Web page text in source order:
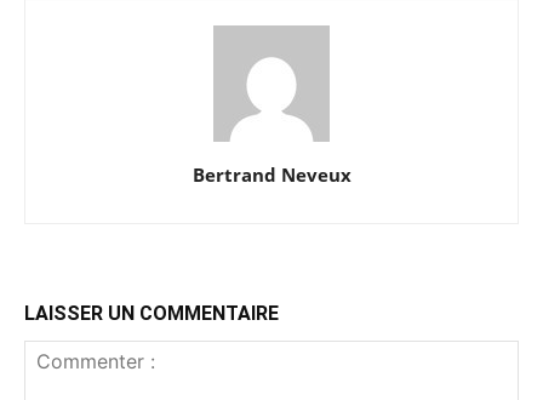
Bertrand Neveux
LAISSER UN COMMENTAIRE